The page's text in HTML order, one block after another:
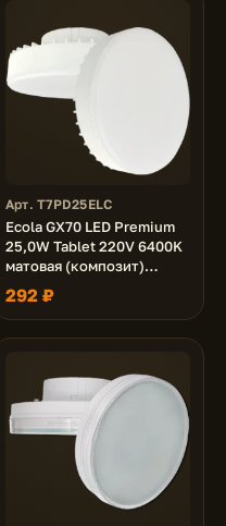
Арт. T7PD25ELC
Ecola GX70 LED Premium
25,0W Tablet 220V 6400K
матовая (композит)
111х42
292 ₽